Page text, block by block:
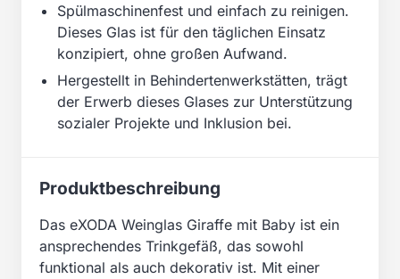
Spülmaschinenfest und einfach zu reinigen.
Dieses Glas ist für den täglichen Einsatz
konzipiert, ohne großen Aufwand.
Hergestellt in Behindertenwerkstätten, trägt
der Erwerb dieses Glases zur Unterstützung
sozialer Projekte und Inklusion bei.
Produktbeschreibung
Das eXODA Weinglas Giraffe mit Baby ist ein
ansprechendes Trinkgefäß, das sowohl
funktional als auch dekorativ ist. Mit einer